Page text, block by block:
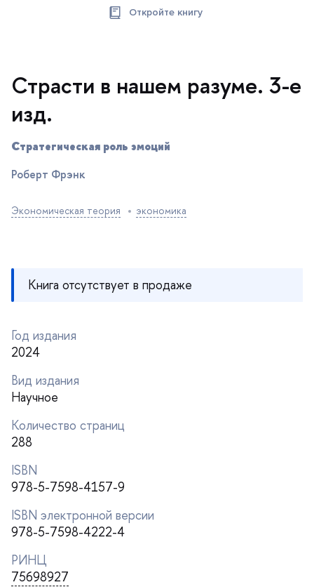
Откройте книгу
Страсти в нашем разуме. 3-e
изд.
Стратегическая роль эмоций
Роберт Фрэнк
Экономическая теория экономика
Книга отсутствует в продаже
Год издания
2024
ид издания
Научное
Количество страниц
288
ISBN
978-5-7598-4157-9
ISBN электронной версии
978-5-7598-4222-4
РИНЦ
75698927